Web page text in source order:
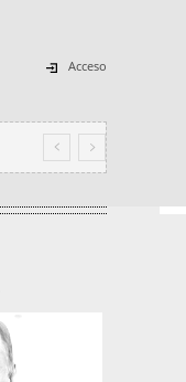
Acceso